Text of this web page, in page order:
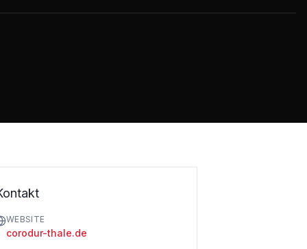
WEBSITE
corodur-thale.de